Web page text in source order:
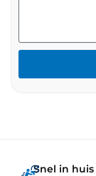
Snel in huis